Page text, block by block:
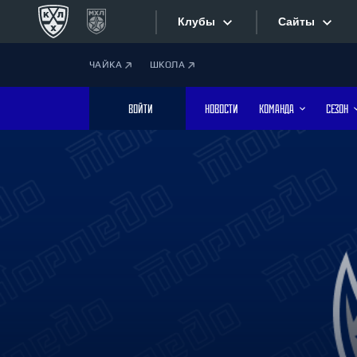
Клубы
Дивизион Боброва
Лада
Сайты
Фотобанк
ЧАЙКА ШКОЛА
ВОЙТИ НОВОСТИ КОМАНДА СЕЗОН